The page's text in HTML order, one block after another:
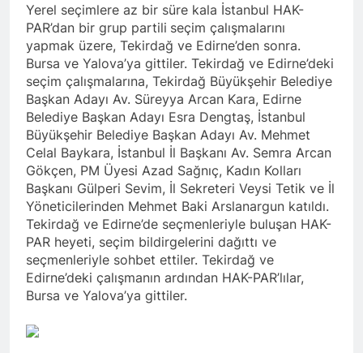
tarihinde gerçekleştirdiği
toplantıya Genel Başkan
Düzgün Kaplan’da katıldı.
birinci oturumunda
moderatör Ercan İlgin,
konuşmacılar Yazar Ümit
Fırat, Prf. Dr. Aziz Yağan ve
Doç. Dr. Bülent Küçük ülkede
ve ortadoğu’da gelişen son
süreci değerlendiren
sunumlarını yaptılar.
Barış ancak Kürt halkının
meşru haklarının tanınması
ile gerçekleşebilir. 1 EYLÜL
DÜNYA BARIŞ GÜNÜ KUTLU
OLSUN
11 Ay Ago
Hak ve Özgürlükler Partisi-
HAK-PAR Urfa ili SİVEREK
ilçe kongresi yapıldı.
11 Ay Ago
Hak ve Özgürlükler Partisi-
HAK-PAR Heyeti, Hewler’de
KDP İran temsilciliğini
ziyaret etti
12 Ay Ago
HAK-PAR Heyeti
Hewler’de ENKS ile
görüştü
12 Ay Ago
HAK-PAR Heyeti Hewler’de
KDP ALAKAD ile görüştü
HAK-PAR Heyeti 25 ağustos
2025’te Hewler’de KDP
ALAKAD ile görüştü
12 Ay Ago
HAK-PAR Başkanlık Kurulu;
‘KÜRT HALKI HAK VE
ÖZGÜRLÜK
Yerel seçimlere az bir süre kala İstanbul HAK-
PAR’dan bir grup partili seçim çalışmalarını
yapmak üzere, Tekirdağ ve Edirne’den sonra.
Bursa ve Yalova’ya gittiler. Tekirdağ ve Edirne’deki
seçim çalışmalarına, Tekirdağ Büyükşehir Belediye
Başkan Adayı Av. Süreyya Arcan Kara, Edirne
Belediye Başkan Adayı Esra Dengtaş, İstanbul
Büyükşehir Belediye Başkan Adayı Av. Mehmet
Celal Baykara, İstanbul İl Başkanı Av. Semra Arcan
Gökçen, PM Üyesi Azad Sağnıç, Kadın Kolları
Başkanı Gülperi Sevim, İl Sekreteri Veysi Tetik ve İl
Yöneticilerinden Mehmet Baki Arslanargun katıldı.
Tekirdağ ve Edirne’de seçmenleriyle buluşan HAK-
PAR heyeti, seçim bildirgelerini dağıttı ve
seçmenleriyle sohbet ettiler. Tekirdağ ve
Edirne’deki çalışmanın ardından HAK-PAR’lılar,
Bursa ve Yalova’ya gittiler.